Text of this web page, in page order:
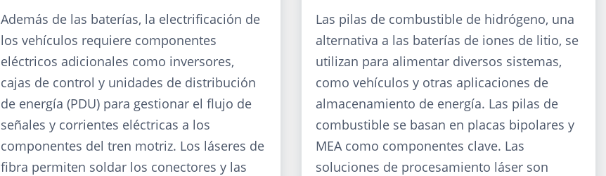
Además de las baterías, la electrificación de
los vehículos requiere componentes
eléctricos adicionales como inversores,
cajas de control y unidades de distribución
de energía (PDU) para gestionar el flujo de
señales y corrientes eléctricas a los
componentes del tren motriz. Los láseres de
fibra permiten soldar los conectores y las
Las pilas de combustible de hidrógeno, una
alternativa a las baterías de iones de litio, se
utilizan para alimentar diversos sistemas,
como vehículos y otras aplicaciones de
almacenamiento de energía. Las pilas de
combustible se basan en placas bipolares y
MEA como componentes clave. Las
soluciones de procesamiento láser son